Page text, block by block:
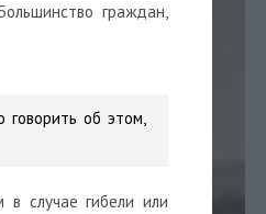
граждан,
говорить об этом,
в случае гибели или